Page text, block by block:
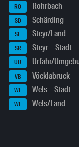
RO Rohrbach
SD Schärding
SE Steyr/Land
SR Steyr – Stadt
UU Urfahr/
VB Vöcklabruck
WE Wels – Stadt
WL Wels/Land